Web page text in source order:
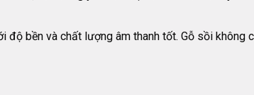
bền và chất lượng âm thanh tốt. Gỗ sồi không